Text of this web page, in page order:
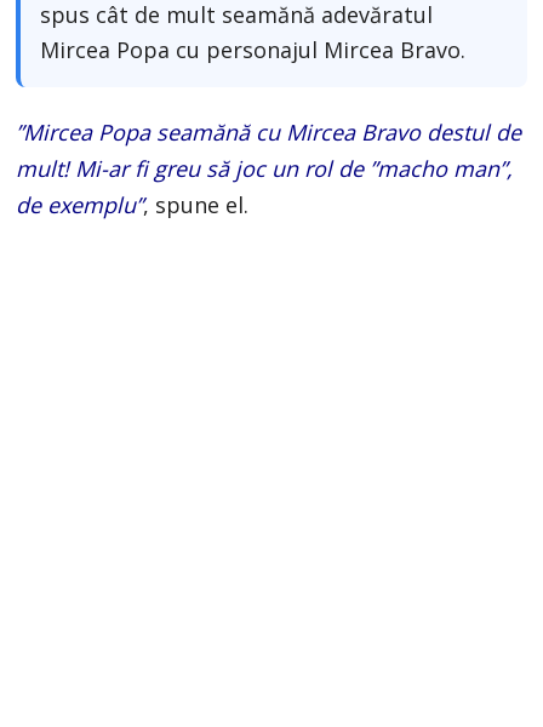
spus cât de mult seamănă adevăratul
Mircea Popa cu personajul Mircea Bravo.
”Mircea Popa seamănă cu Mircea Bravo destul de
mult! Mi-ar fi greu să joc un rol de ”macho man”,
de exemplu”, spune el.